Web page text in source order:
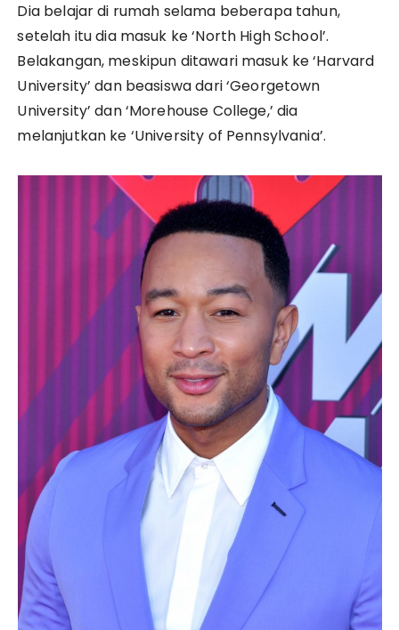
Dia belajar di rumah selama beberapa tahun,
setelah itu dia masuk ke ‘North High School’.
Belakangan, meskipun ditawari masuk ke ‘Harvard
University’ dan beasiswa dari ‘Georgetown
University’ dan ‘Morehouse College,’ dia
melanjutkan ke ‘University of Pennsylvania’.